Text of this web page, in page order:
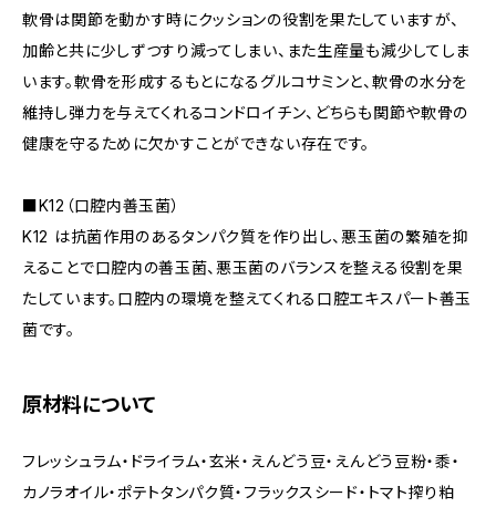
軟骨は関節を動かす時にクッションの役割を果たしていますが、
加齢と共に少しずつすり減ってしまい、また生産量も減少してしま
います。軟骨を形成するもとになるグルコサミンと、軟骨の水分を
維持し弾力を与えてくれるコンドロイチン、どちらも関節や軟骨の
健康を守るために欠かすことができない存在です。
■K12（口腔内善玉菌）
K12 は抗菌作用のあるタンパク質を作り出し、悪玉菌の繁殖を抑
えることで口腔内の善玉菌、悪玉菌のバランスを整える役割を果
たしています。口腔内の環境を整えてくれる口腔エキスパート善玉
菌です。
原材料について
フレッシュラム・ドライラム・玄米・えんどう豆・えんどう豆粉・黍・
カノラオイル・ポテトタンパク質・フラックスシード・トマト搾り粕